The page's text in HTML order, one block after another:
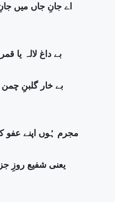
اے جانِ جاں میں
بے داغ لالہ یا
بے خار گلبنِ
مجرم ہُوں اپنے عفو
یعنی شفیع روزِ